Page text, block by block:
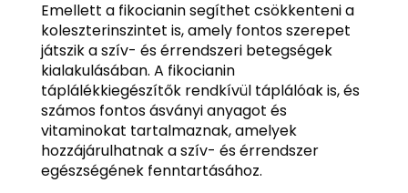
Emellett a fikocianin segíthet csökkenteni a
koleszterinszintet is, amely fontos szerepet
játszik a szív- és érrendszeri betegségek
kialakulásában. A fikocianin
táplálékkiegészítők rendkívül táplálóak is, és
számos fontos ásványi anyagot és
vitaminokat tartalmaznak, amelyek
hozzájárulhatnak a szív- és érrendszer
egészségének fenntartásához.